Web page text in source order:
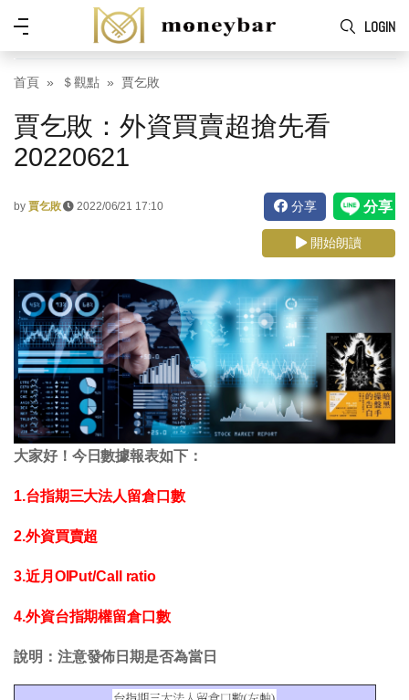
Skip to main content
LOGIN
功
能
表
首頁 ＄觀點 賈乞敗
賈乞敗：外資買賣超搶先看
20220621
by 賈乞敗 2022/06/21 17:10 分享
開始朗讀
大家好！今日數據報表如下：
1.台指期三大法人留倉口數
2.外資買賣超
3.近月OIPut/Call ratio
4.外資台指期權留倉口數
說明：注意發佈日期是否為當日